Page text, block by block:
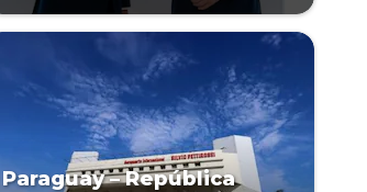
Paraguay – República